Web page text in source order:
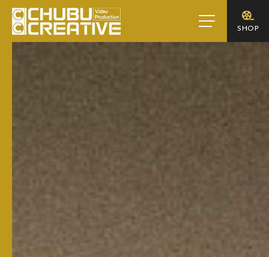
toggle
navigation
SHOP